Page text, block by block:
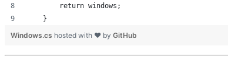
        return windows;
    }
Windows.cs hosted with ❤ by GitHub